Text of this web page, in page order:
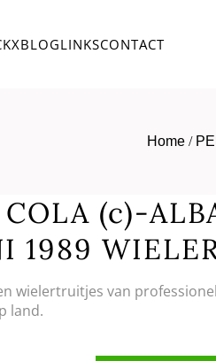
BLOGLINKSCONTACT
Home /
COLA (c)-
1989
wielertruitjes van
land.